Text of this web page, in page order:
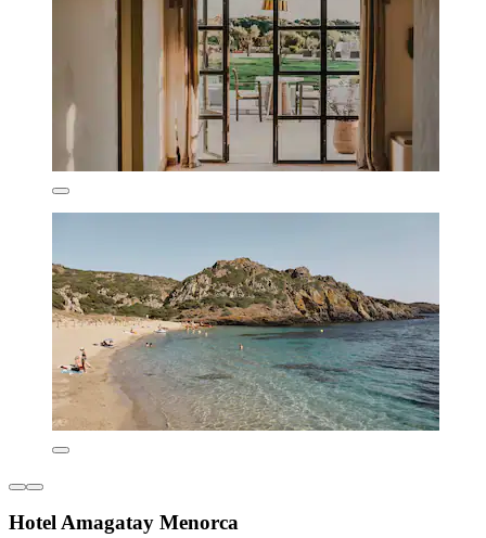
Hotel Amagatay Menorca